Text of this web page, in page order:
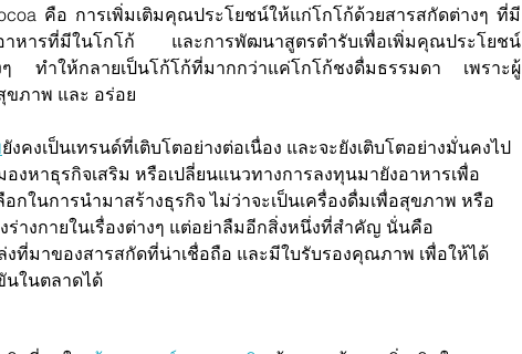
คือ การเพิ่มเติมคุณประโยชน์ให้แก่โกโก้ด้วยสารสกัดต่างๆ ที่มี
าหารที่มีในโกโก้ และการพัฒนาสูตรตำรับเพื่อเพิ่มคุณประโยชน์
ๆ ทำให้กลายเป็นโก้โก้ที่มากกว่าแค่โกโก้ชงดื่มธรรมดา เพราะผู้
ภาพ และ อร่อย
ยังคงเป็นเทรนด์ที่เติบโตอย่างต่อเนื่อง และจะยังเติบโตอย่างมั่นคงไป
หาธุรกิจเสริม หรือเปลี่ยนแนวทางการลงทุนมายังอาหารเพื่อ
กในการนำมาสร้างธุรกิจ ไม่ว่าจะเป็นเครื่องดื่มเพื่อสุขภาพ หรือ
างกายในเรื่องต่างๆ แต่อย่าลืมอีกสิ่งหนึ่งที่สำคัญ นั่นคือ
ที่มาของสารสกัดที่น่าเชื่อถือ และมีใบรับรองคุณภาพ เพื่อให้ได้
ในตลาดได้